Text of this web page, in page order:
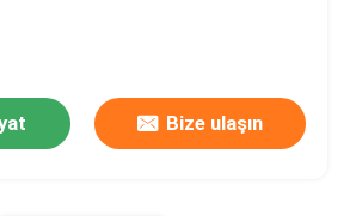
Kurutma Makinesi
Bize ulaşın